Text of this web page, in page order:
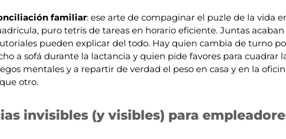
familiar: ese arte de compaginar el puzle de la vida
puro tetris de tareas en horario eficiente. Juntas acaban
pueden explicar del todo. Hay quien cambia de turno
a sofá durante la lactancia y quien pide favores para cuadrar
mentales y a repartir de verdad el peso en casa y en la
otro.
invisibles (y visibles) para